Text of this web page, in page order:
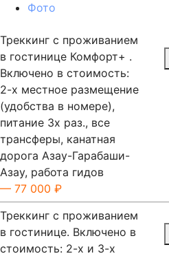
Фото
Треккинг с проживанием
в гостинице Комфорт+ .
Включено в стоимость:
2-х местное размещение
(удобства в номере),
питание 3х раз., все
трансферы, канатная
дорога Азау-Гарабаши-
Азау, работа гидов
— 77 000 ₽
Треккинг с проживанием
в гостинице. Включено в
стоимость: 2-х и 3-х